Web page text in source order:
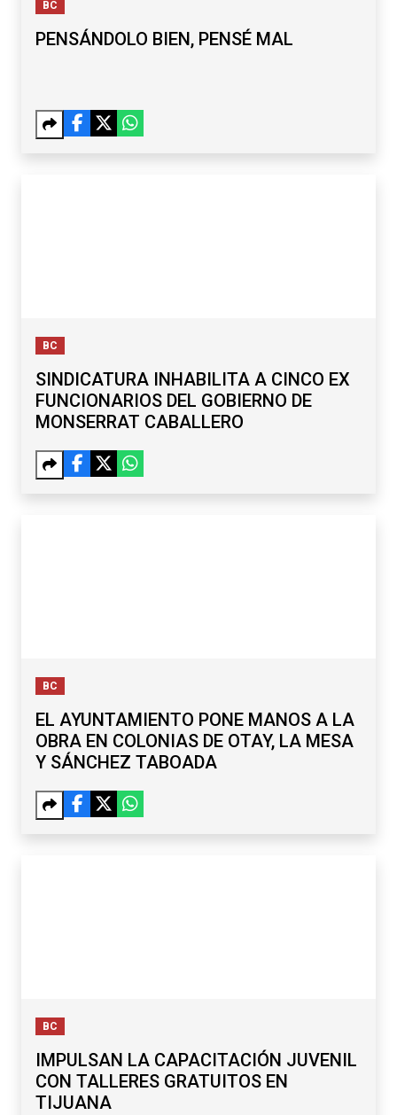
BC
PENSÁNDOLO BIEN, PENSÉ MAL
BC
SINDICATURA INHABILITA A CINCO EX
FUNCIONARIOS DEL GOBIERNO DE
MONSERRAT CABALLERO
BC
EL AYUNTAMIENTO PONE MANOS A LA
OBRA EN COLONIAS DE OTAY, LA MESA
Y SÁNCHEZ TABOADA
BC
IMPULSAN LA CAPACITACIÓN JUVENIL
CON TALLERES GRATUITOS EN
TIJUANA